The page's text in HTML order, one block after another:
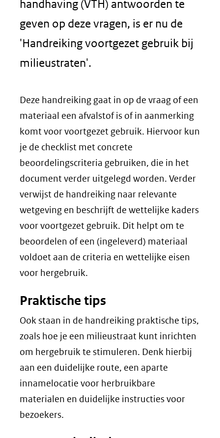
handhaving (VTH) antwoorden te
geven op deze vragen, is er nu de
'Handreiking voortgezet gebruik bij
milieustraten'.
Deze handreiking gaat in op de vraag of een
materiaal een afvalstof is of in aanmerking
komt voor voortgezet gebruik. Hiervoor kun
je de checklist met concrete
beoordelingscriteria gebruiken, die in het
document verder uitgelegd worden. Verder
verwijst de handreiking naar relevante
wetgeving en beschrijft de wettelijke kaders
voor voortgezet gebruik. Dit helpt om te
beoordelen of een (ingeleverd) materiaal
voldoet aan de criteria en wettelijke eisen
voor hergebruik.
Praktische tips
Ook staan in de handreiking praktische tips,
zoals hoe je een milieustraat kunt inrichten
om hergebruik te stimuleren. Denk hierbij
aan een duidelijke route, een aparte
innamelocatie voor herbruikbare
materialen en duidelijke instructies voor
bezoekers.